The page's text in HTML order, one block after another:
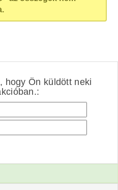
hogy Ön küldött neki